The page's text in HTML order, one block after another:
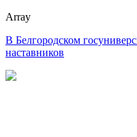
Array
В Белгородском
наставников